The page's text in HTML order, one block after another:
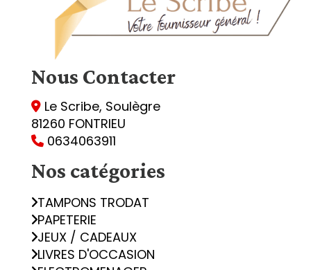
Nous Contacter
 Le Scribe, Soulègre
81260 FONTRIEU
 0634063911
Nos catégories
TAMPONS TRODAT
PAPETERIE
JEUX / CADEAUX
LIVRES D'OCCASION